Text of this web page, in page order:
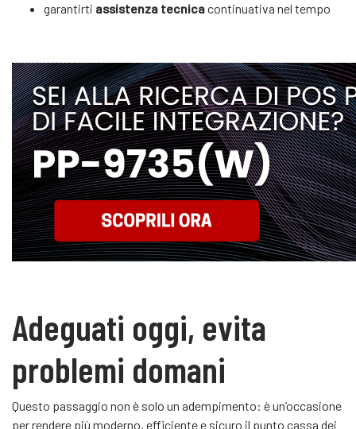
garantirti assistenza tecnicacontinuativa nel tempo
Adeguati oggi, evita
problemi domani
Questo passaggio non è solo un adempimento: è un’occasione
per rendere più moderno, efficiente e sicuro il punto cassa dei